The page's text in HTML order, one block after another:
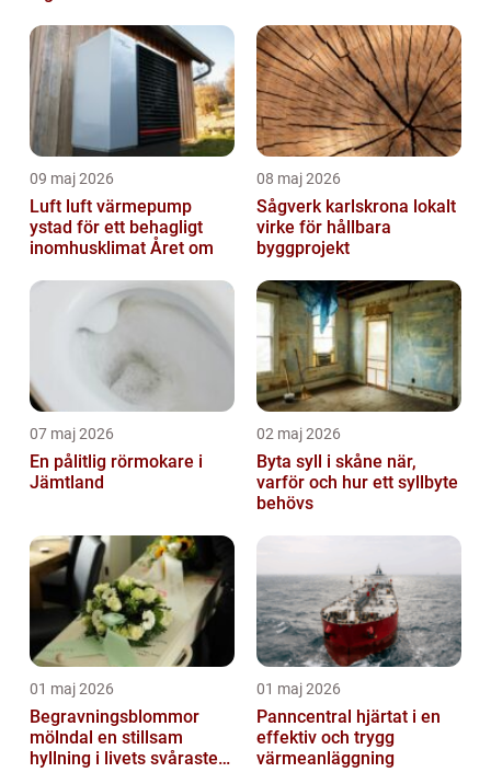
09 maj 2026
Luft luft värmepump
ystad för ett behagligt
inomhusklimat Året om
08 maj 2026
Sågverk karlskrona lokalt
virke för hållbara
byggprojekt
07 maj 2026
En pålitlig rörmokare i
Jämtland
02 maj 2026
Byta syll i skåne när,
varför och hur ett syllbyte
behövs
01 maj 2026
Begravningsblommor
mölndal en stillsam
hyllning i livets svåraste
01 maj 2026
Panncentral hjärtat i en
effektiv och trygg
värmeanläggning